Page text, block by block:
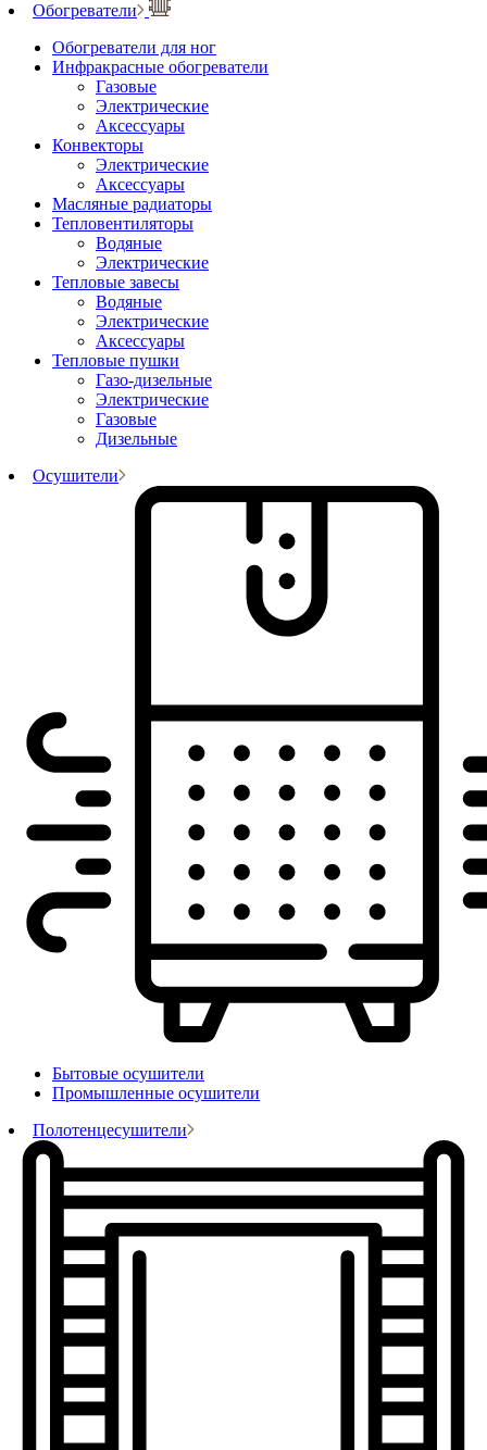
Обогреватели
Обогреватели для ног
Инфракрасные обогреватели
Газовые
Электрические
Аксессуары
Конвекторы
Электрические
Аксессуары
Масляные радиаторы
Тепловентиляторы
Водяные
Электрические
Тепловые завесы
Водяные
Электрические
Аксессуары
Тепловые пушки
Газо-дизельные
Электрические
Газовые
Дизельные
Осушители
Бытовые осушители
Промышленные осушители
Полотенцесушители